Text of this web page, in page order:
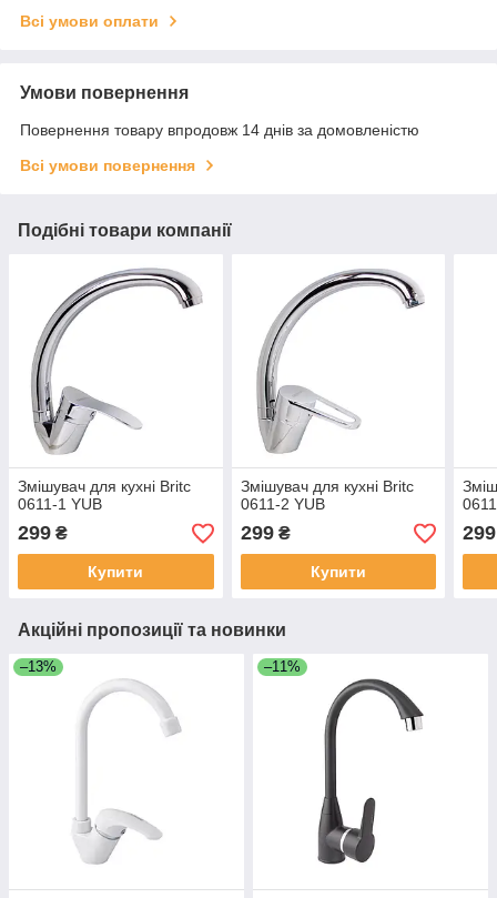
Всі умови оплати
Умови повернення
Повернення товару впродовж 14 днів за домовленістю
Всі умови повернення
Подібні товари компанії
Змішувач для кухні Britc
0611-1 YUB
299 ₴
Купити
Змішувач для кухні Britc
0611-2 YUB
299₴
Купити
299
Акційні пропозиції та новинки
–13% –11%